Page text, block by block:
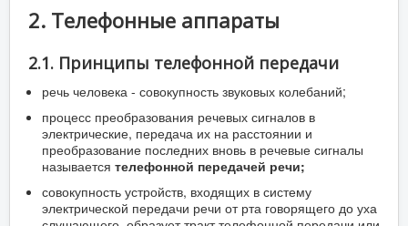
2. Телефонные аппараты
2.1. Принципы телефонной передачи
речь человека - совокупность звуковых колебаний;
процесс преобразования речевых сигналов в
электрические, передача их на расстоянии и
преобразование последних вновь в речевые сигналы
называется телефонной передачей речи;
совокупность устройств, входящих в систему
электрической передачи речи от рта говорящего до уха